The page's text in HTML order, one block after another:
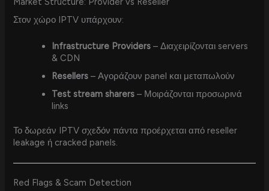
Στον χώρο IPTV υπάρχουν:
Infrastructure Providers – Διαχειρίζονται servers
& CDN
Resellers – Αγοράζουν panel και μεταπωλούν
Test stream sharers – Μοιράζονται προσωρινά
links
Το δωρεάν IPTV σχεδόν πάντα προέρχεται από reseller
leakage ή cracked panels.
Red Flags & Scam Detection